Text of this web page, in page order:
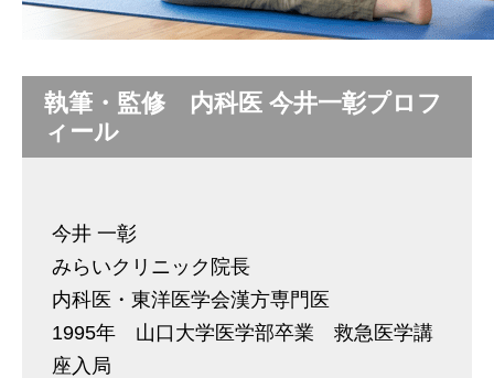
執筆・監修 内科医 今井一彰プロフ
ィール
今井 一彰
みらいクリニック院長
内科医・東洋医学会漢方専門医
1995年 山口大学医学部卒業 救急医学講
座入局